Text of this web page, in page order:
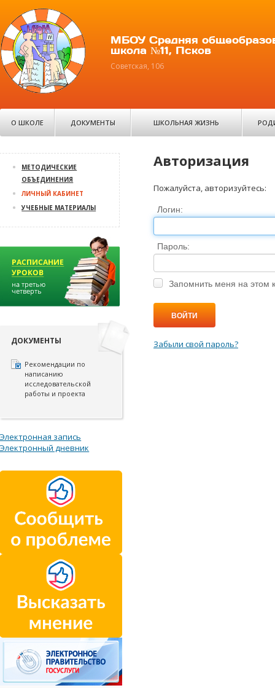
МБОУ Средняя
школа №11, Псков
Советская, 106
О ШКОЛЕ ДОКУМЕНТЫ ШКОЛЬНАЯ ЖИЗНЬ
Авторизация
Пожалуйста, авторизуйтесь:
Логин:
Пароль:
Запомнить меня на этом
ВОЙТИ
Забыли свой пароль?
МЕТОДИЧЕСКИЕ
ОБЪЕДИНЕНИЯ
ЛИЧНЫЙ КАБИНЕТ
УЧЕБНЫЕ МАТЕРИАЛЫ
ДОКУМЕНТЫ
Рекомендации по
написанию
исследовательской
работы и проекта
Электронная запись
Электронный дневник